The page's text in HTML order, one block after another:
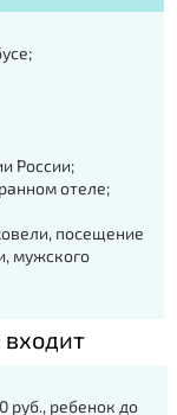
России;
отеле;
посещение
мужского
входит
руб., ребенок до